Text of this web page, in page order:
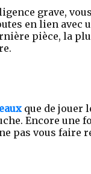
grave,
en lien
pièce, la
que de jouer
Encore une
pas vous